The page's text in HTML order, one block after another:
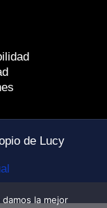
de Lucy
la mejor